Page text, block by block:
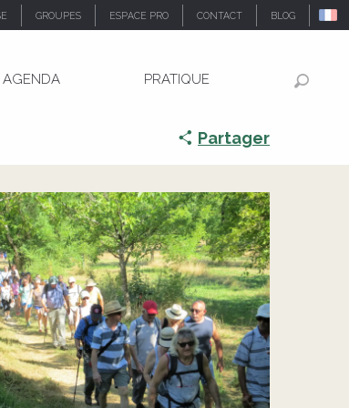
GROUPES ESPACE PRO CONTACT BLOG
AGENDA PRATIQUE
Partager